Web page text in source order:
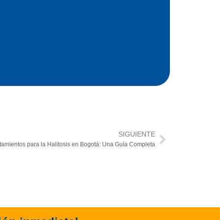
SIGUIENTE
para la Halitosis en Bogotá: Una Guía CompletaNext